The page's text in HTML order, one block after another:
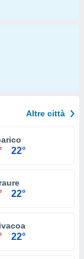
Altre città
22°
22°
22°